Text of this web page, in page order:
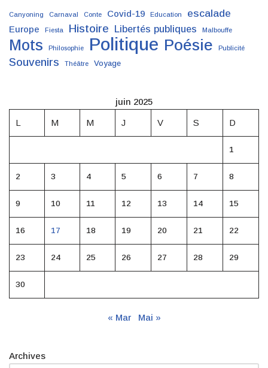
Canyoning Carnaval Conte Covid-19 Education escalade
Europe Fiesta Histoire Libertés publiques Malbouffe
Mots Philosophie Politique Poésie Publicité
Souvenirs Théâtre Voyage
juin 2025
L M M J V S D
1
2 3 4 5 6 7 8
9 10 11 12 13 14 15
16 17 18 19 20 21 22
23 24 25 26 27 28 29
30
« Mar Mai »
Archives